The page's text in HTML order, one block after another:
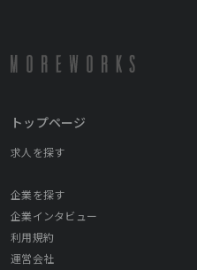
トップページ
求人を探す
企業を探す
企業インタビュー
利用規約
運営会社